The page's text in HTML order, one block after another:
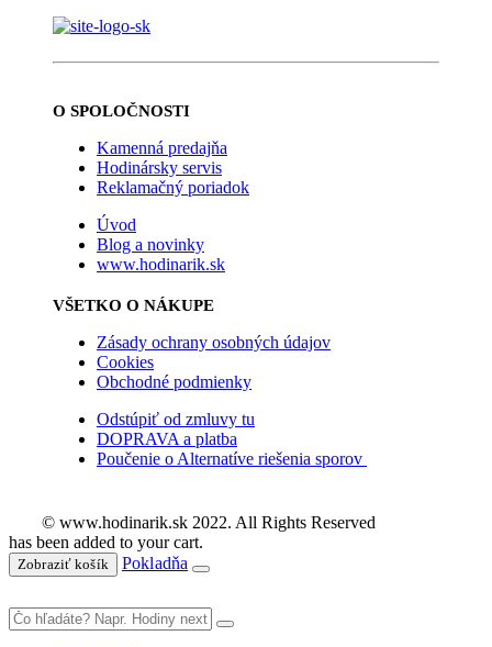
O SPOLOČNOSTI
Kamenná predajňa
Hodinársky servis
Reklamačný poriadok
Úvod
Blog a novinky
www.hodinarik.sk
VŠETKO O NÁKUPE
Zásady ochrany osobných údajov
Cookies
Obchodné podmienky
Odstúpiť od zmluvy tu
DOPRAVA a platba
Poučenie o Alternatíve riešenia sporov
© www.hodinarik.sk 2022. All Rights Reserved
has been added to your cart.
Zobraziť košík Pokladňa